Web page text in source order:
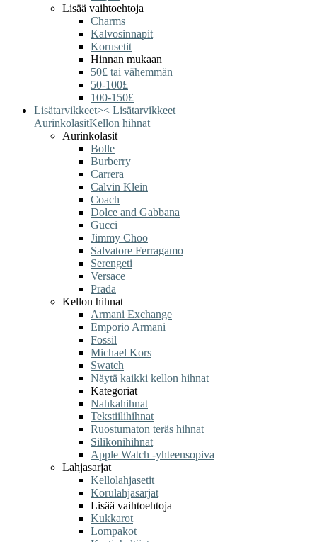
Lisää vaihtoehtoja
Charms
Kalvosinnapit
Korusetit
Hinnan mukaan
50£ tai vähemmän
50-100£
100-150£
Lisätarvikkeet>< Lisätarvikkeet
AurinkolasitKellon hihnat
Aurinkolasit
Bolle
Burberry
Carrera
Calvin Klein
Coach
Dolce and Gabbana
Gucci
Jimmy Choo
Salvatore Ferragamo
Serengeti
Versace
Prada
Kellon hihnat
Armani Exchange
Emporio Armani
Fossil
Michael Kors
Swatch
Näytä kaikki kellon hihnat
Kategoriat
Nahkahihnat
Tekstiilihihnat
Ruostumaton teräs hihnat
Silikonihihnat
Apple Watch -yhteensopiva
Lahjasarjat
Kellolahjasetit
Korulahjasarjat
Lisää vaihtoehtoja
Kukkarot
Lompakot